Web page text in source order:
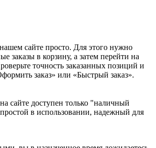
сайте просто. Для этого нужно
заказы в корзину, а затем перейти на
точность заказанных позиций и
заказ» или «Быстрый заказ».
сайте доступен только "наличный
в использовании, надежный для